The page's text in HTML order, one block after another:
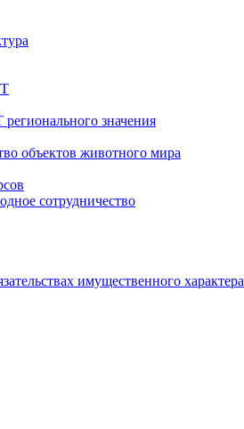
значения
объектов животного мира
сотрудничество
имущественного характера